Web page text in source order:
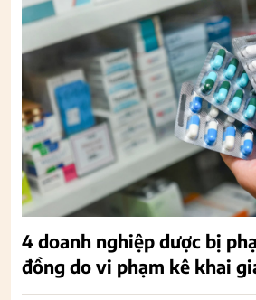
4 doanh nghiệp dược bị
đồng do vi phạm kê khai